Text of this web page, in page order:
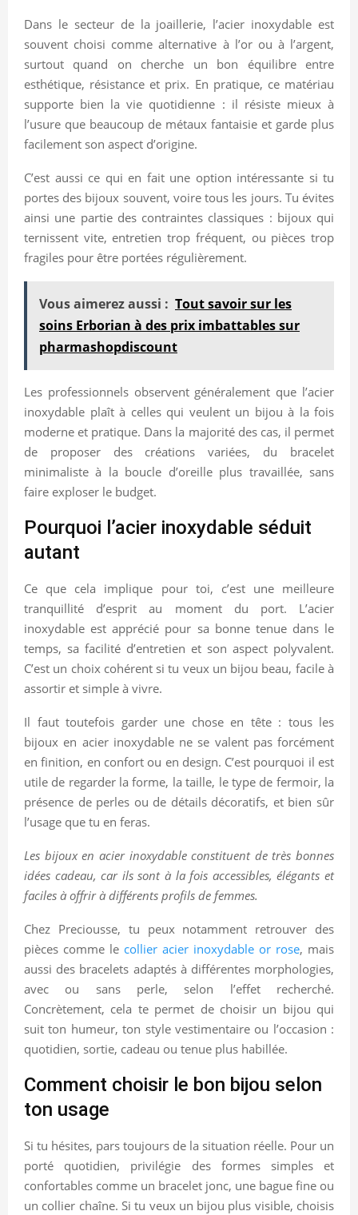
Dans le secteur de la joaillerie, l’acier inoxydable est
souvent choisi comme alternative à l’or ou à l’argent,
surtout quand on cherche un bon équilibre entre
esthétique, résistance et prix. En pratique, ce matériau
supporte bien la vie quotidienne : il résiste mieux à
l’usure que beaucoup de métaux fantaisie et garde plus
facilement son aspect d’origine.
C’est aussi ce qui en fait une option intéressante si tu
portes des bijoux souvent, voire tous les jours. Tu évites
ainsi une partie des contraintes classiques : bijoux qui
ternissent vite, entretien trop fréquent, ou pièces trop
fragiles pour être portées régulièrement.
Vous aimerez aussi : Tout savoir sur les
soins Erborian à des prix imbattables sur
pharmashopdiscount
Les professionnels observent généralement que l’acier
inoxydable plaît à celles qui veulent un bijou à la fois
moderne et pratique. Dans la majorité des cas, il permet
de proposer des créations variées, du bracelet
minimaliste à la boucle d’oreille plus travaillée, sans
faire exploser le budget.
Pourquoi l’acier inoxydable séduit
autant
Ce que cela implique pour toi, c’est une meilleure
tranquillité d’esprit au moment du port. L’acier
inoxydable est apprécié pour sa bonne tenue dans le
temps, sa facilité d’entretien et son aspect polyvalent.
C’est un choix cohérent si tu veux un bijou beau, facile à
assortir et simple à vivre.
Il faut toutefois garder une chose en tête : tous les
bijoux en acier inoxydable ne se valent pas forcément
en finition, en confort ou en design. C’est pourquoi il est
utile de regarder la forme, la taille, le type de fermoir, la
présence de perles ou de détails décoratifs, et bien sûr
l’usage que tu en feras.
Les bijoux en acier inoxydable constituent de très bonnes
idées cadeau, car ils sont à la fois accessibles, élégants et
faciles à offrir à différents profils de femmes.
Chez Preciousse, tu peux notamment retrouver des
pièces comme le collier acier inoxydable or rose, mais
aussi des bracelets adaptés à différentes morphologies,
avec ou sans perle, selon l’effet recherché.
Concrètement, cela te permet de choisir un bijou qui
suit ton humeur, ton style vestimentaire ou l’occasion :
quotidien, sortie, cadeau ou tenue plus habillée.
Comment choisir le bon bijou selon
ton usage
Si tu hésites, pars toujours de la situation réelle. Pour un
porté quotidien, privilégie des formes simples et
confortables comme un bracelet jonc, une bague fine ou
un collier chaîne. Si tu veux un bijou plus visible, choisis